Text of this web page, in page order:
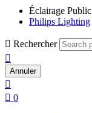
Éclairage Public
Philips Lighting
 Rechercher

Annuler

 0